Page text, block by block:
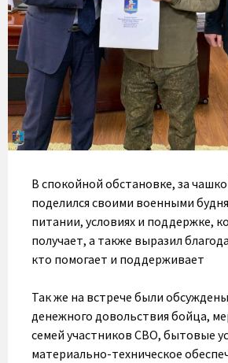
В спокойной обстановке, за
поделился своими военными
питании, условиях и поддержке,
получает, а также выразил
кто помогает и поддерживает
Так же на встрече были
денежного довольствия бойца,
семей участников СВО, бытовые
материально-техническое